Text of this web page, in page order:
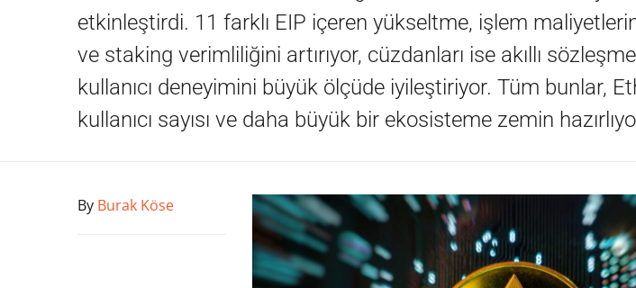
etkinleştirdi. 11 farklı EIP içeren yükseltme, işlem
ve staking verimliliğini artırıyor, cüzdanları ise akıllı
kullanıcı deneyimini büyük ölçüde iyileştiriyor. Tüm bunlar,
kullanıcı sayısı ve daha büyük bir ekosisteme zemin
By Burak Köse